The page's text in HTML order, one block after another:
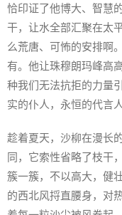
恰印证了他博大、智慧
干，让水全部汇聚在太
么荒唐、可怖的安排啊
有。他让珠穆朗玛峰高
种我们无法抗拒的力量
实的仆人，永恒的代言人
趁着夏天，沙柳在漫长
同，它索性省略了枝干
簇一簇，不以高大，健
的西北风捋直腰身，对